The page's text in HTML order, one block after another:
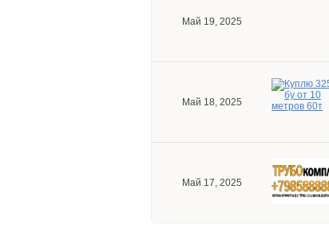
Май 19, 2025
Май 18, 2025
Май 17, 2025